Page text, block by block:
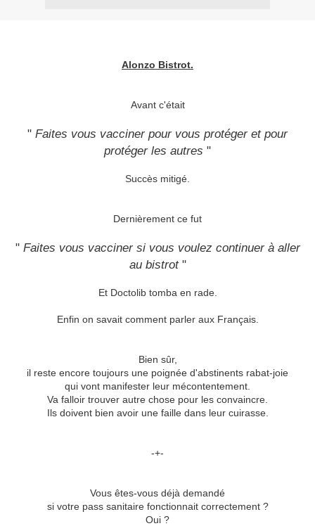
Alonzo Bistrot.
Avant c'était
" Faites vous vacciner pour vous protéger et pour
protéger les autres "
Succès mitigé.
Dernièrement ce fut
" Faites vous vacciner si vous voulez continuer à aller
au bistrot"
Et Doctolib tomba en rade.
Enfin on savait comment parler aux Français.
Bien sûr,
il reste encore toujours une poignée d'abstinents rabat-joie
qui vont manifester leur mécontentement.
Va falloir trouver autre chose pour les convaincre.
Ils doivent bien avoir une faille dans leur cuirasse.
-+-
Vous êtes-vous déjà demandé
si votre pass sanitaire fonctionnait correctement ?
Oui ?